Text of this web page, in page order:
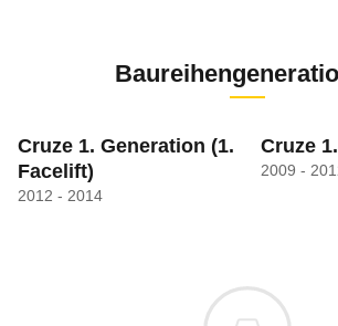
Cruze 1. Generation (1.
Facelift)
2012 - 2014
Cruze
2009 -